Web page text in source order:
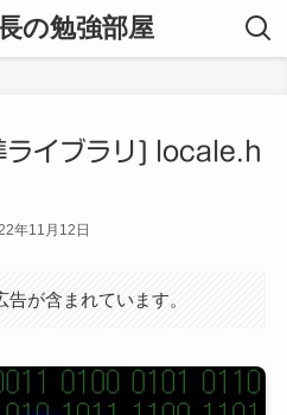
の勉強部屋
ライブラリ] locale.h
年11月12日
が含まれています。